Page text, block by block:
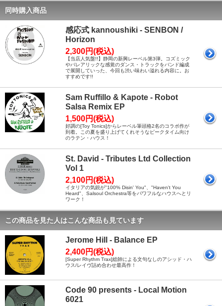
同時購入商品
感応式 kannoushiki - SENBON /
Horizon
2,300円(税込)
【当店人気盤!!】静岡の新興レーベル第3弾。コズミック
やバレアリックな感覚のダンス・トラックをバンド編成
で展開していった、今回も渋い味わい溢れる内容に。お
すすめです!!
Sam Ruffillo & Kapote - Robot
Salsa Remix EP
1,500円(税込)
好調の[Toy Tonics]からレーベル筆頭格2名のコラボ作が
到着。この夏を盛り上げてくれそうなピークタイム向け
のラテン・ハウス！
St. David - Tributes Ltd Collection
Vol 1
2,100円(税込)
イタリアの気鋭が"100% Disin' You"、"Haven't You
Heard"、Salsoul Orchestra等をパワフルなハウスへとリ
ワーク！
この商品を見た人はこんな商品も見ています
Jerome Hill - Balance EP
2,400円(税込)
[Super Rhythm Trax]総帥による文句なしのアシッド・ハ
ウス/レイヴ詰め合わせ最高作！
Code 90 presents - Local Motion
6021